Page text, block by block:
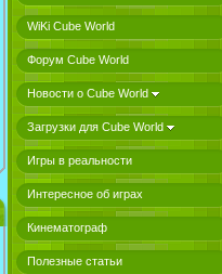
WiKi Cube World
Форум Cube World
Новости о Cube World
Загрузки для Cube World
Игры в реальности
Интересное об играх
Кинематограф
Полезные статьи